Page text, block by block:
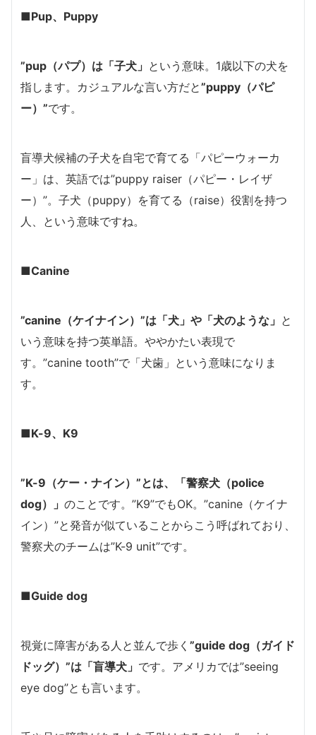
■Pup、Puppy
”pup（パプ）は「子犬」 という意味。1歳以下の犬を
指します。カジュアルな言い方だと”puppy（パピ
ー）”です。
盲導犬候補の子犬を自宅で育てる「パピーウォーカ
ー」は、英語では”puppy raiser（パピー・レイザ
ー）”。子犬（puppy）を育てる（raise）役割を持つ
人、という意味ですね。
■Canine
”canine（ケイナイン）”は「犬」や「犬のような」 と
いう意味を持つ英単語。ややかたい表現で
す。”canine tooth”で「犬歯」という意味になりま
す。
■K-9、K9
”K-9（ケー・ナイン）”とは、「警察犬（police
dog）」 のことです。”K9”でもOK。”canine（ケイナ
イン）”と発音が似ていることからこう呼ばれており、
警察犬のチームは”K-9 unit”です。
■Guide dog
視覚に障害がある人と並んで歩く ”guide dog（ガイド
ドッグ）”は「盲導犬」 です。アメリカでは”seeing
eye dog”とも言います。